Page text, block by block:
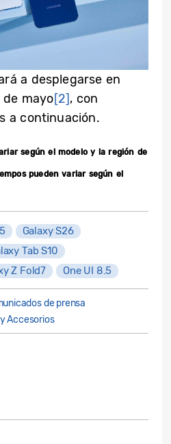
a desplegarse en
mayo[2], con
a continuación.
según el modelo y la región de
pueden variar según el
Galaxy S26
Tab S10
Z Fold7 One UI 8.5
de prensa
Accesorios